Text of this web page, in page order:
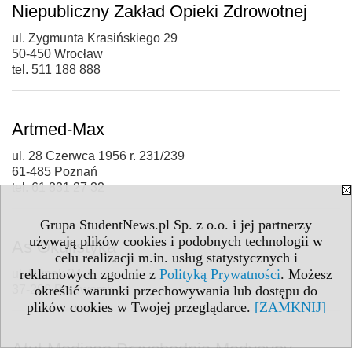
Grupa StudentNews.pl Sp. z o.o. i jej partnerzy
używają plików cookies i podobnych technologii w
celu realizacji m.in. usług statystycznych i
reklamowych zgodnie z Polityką Prywatności. Możesz
określić warunki przechowywania lub dostępu do
plików cookies w Twojej przeglądarce. [ZAMKNIJ]
Niepubliczny Zakład Opieki Zdrowotnej
ul. Zygmunta Krasińskiego 29
50-450 Wrocław
tel. 511 188 888
Artmed-Max
ul. 28 Czerwca 1956 r. 231/239
61-485 Poznań
tel. 61 831 27 32
As Okulistyka
ul. Rynek 24
37-200 Przeworsk